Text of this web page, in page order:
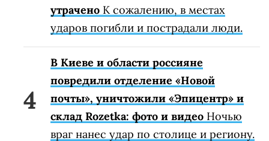
утрачено К сожалению, в местах
ударов погибли и пострадали люди.
В Киеве и области россияне
повредили отделение «Новой
почты», уничтожили «Эпицентр» и
склад Rozetka: фото и видео Ночью
враг нанес удар по столице и региону.